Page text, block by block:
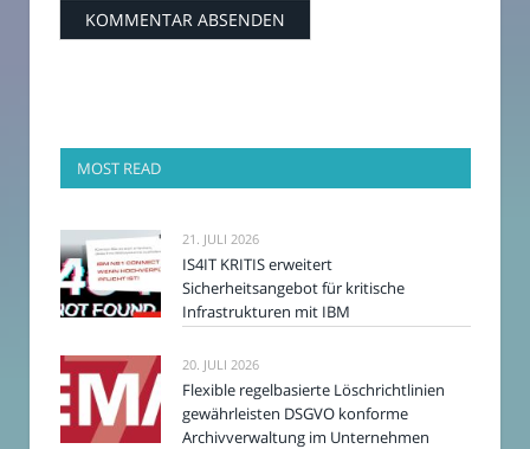
MOST READ
21. JULI 2026
IS4IT KRITIS erweitert
Sicherheitsangebot für kritische
Infrastrukturen mit IBM
20. JULI 2026
Flexible regelbasierte Löschrichtlinien
gewährleisten DSGVO konforme
Archivverwaltung im Unternehmen